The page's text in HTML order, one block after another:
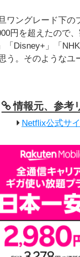
ワングレード下
円を超えたので
Disney+」「
う。そのような
情報元、参考
Netflix公式サ